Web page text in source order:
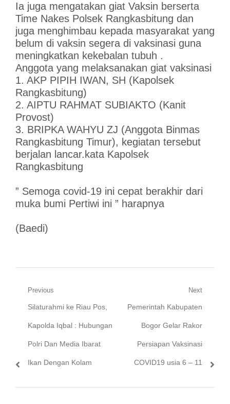
Ia juga mengatakan giat Vaksin berserta
Time Nakes Polsek Rangkasbitung dan
juga menghimbau kepada masyarakat yang
belum di vaksin segera di vaksinasi guna
meningkatkan kekebalan tubuh .
Anggota yang melaksanakan giat vaksinasi
1. AKP PIPIH IWAN, SH (Kapolsek
Rangkasbitung)
2. AIPTU RAHMAT SUBIAKTO (Kanit
Provost)
3. BRIPKA WAHYU ZJ (Anggota Binmas
Rangkasbitung Timur), kegiatan tersebut
berjalan lancar.kata Kapolsek
Rangkasbitung
” Semoga covid-19 ini cepat berakhir dari
muka bumi Pertiwi ini ” harapnya
(Baedi)
Navigasi
pos
Previous
Previous
post:
Silaturahmi ke Riau Pos,
Kapolda Iqbal : Hubungan
Polri Dan Media Ibarat
Ikan Dengan Kolam
Next
Next
post:
Pemerintah Kabupaten
Bogor Gelar Rakor
Persiapan Vaksinasi
COVID19 usia 6 – 11